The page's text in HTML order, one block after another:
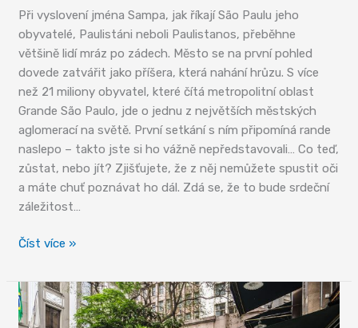
Při vyslovení jména Sampa, jak říkají São Paulu jeho
obyvatelé, Paulistáni neboli Paulistanos, přeběhne
většině lidí mráz po zádech. Město se na první pohled
dovede zatvářit jako příšera, která nahání hrůzu. S více
než 21 miliony obyvatel, které čítá metropolitní oblast
Grande São Paulo, jde o jednu z největších městských
aglomerací na světě. První setkání s ním připomíná rande
naslepo – takto jste si ho vážně nepředstavovali… Co teď,
zůstat, nebo jít? Zjišťujete, že z něj nemůžete spustit oči
a máte chuť poznávat ho dál. Zdá se, že to bude srdeční
záležitost…
Sao
Číst více »